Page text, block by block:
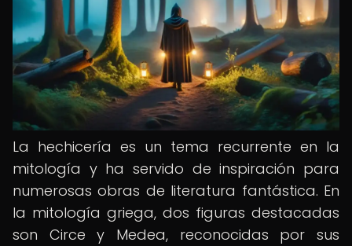
La hechicería es un tema recurrente en la
mitología y ha servido de inspiración para
numerosas obras de literatura fantástica. En
la mitología griega, dos figuras destacadas
son Circe y Medea, reconocidas por sus